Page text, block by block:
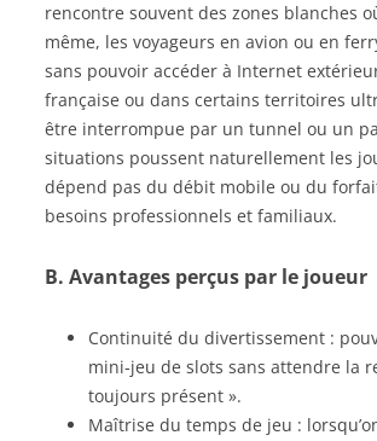
rencontre souvent des zones blanches
même, les voyageurs en avion ou en
sans pouvoir accéder à Internet
française ou dans certains territoires
être interrompue par un tunnel ou un
situations poussent naturellement les
dépend pas du débit mobile ou du
besoins professionnels et familiaux.
B. Avantages perçus par le joueur
Continuité du divertissement :
mini‑jeu de slots sans attendre la
toujours présent ».
Maîtrise du temps de jeu :